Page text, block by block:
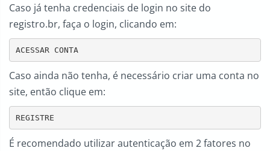
Caso já tenha credenciais de login no site do
registro.br, faça o login, clicando em:
ACESSAR CONTA
Caso ainda não tenha, é necessário criar uma conta no
site, então clique em:
REGISTRE
É recomendado utilizar autenticação em 2 fatores no